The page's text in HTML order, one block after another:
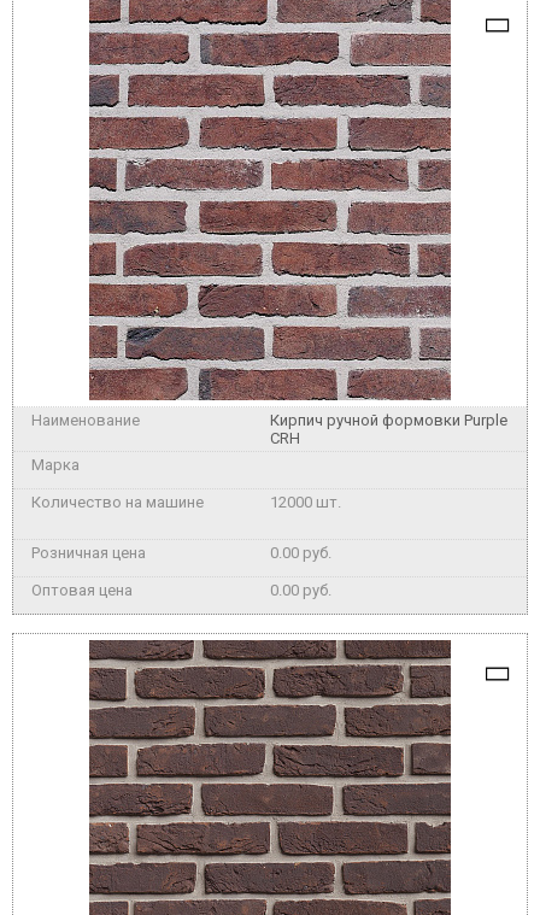
Кирпич ручной формовки Purple
CRH
12000 шт.
0.00 руб.
0.00 руб.